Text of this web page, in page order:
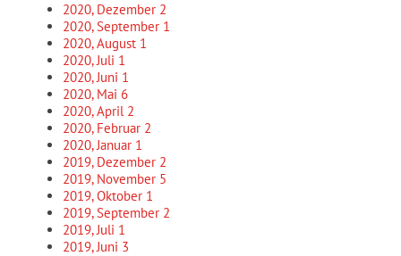
2020, Dezember 2
2020, September 1
2020, August 1
2020, Juli 1
2020, Juni 1
2020, Mai 6
2020, April 2
2020, Februar 2
2020, Januar 1
2019, Dezember 2
2019, November 5
2019, Oktober 1
2019, September 2
2019, Juli 1
2019, Juni 3